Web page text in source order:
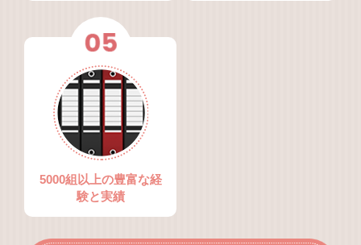
5000組以上の豊富な経
験と実績